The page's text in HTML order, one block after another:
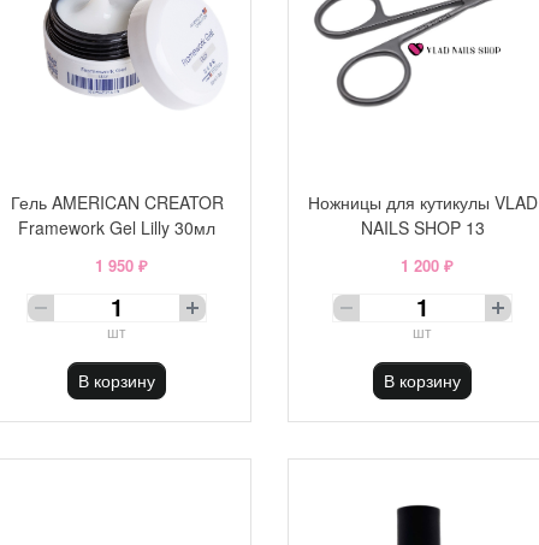
Гель AMERICAN CREATOR
Framework Gel Lilly 30мл
1 950 ₽
шт
В корзину
Ножницы для кутикулы VLAD
NAILS SHOP 13
1 200 ₽
шт
В корзину